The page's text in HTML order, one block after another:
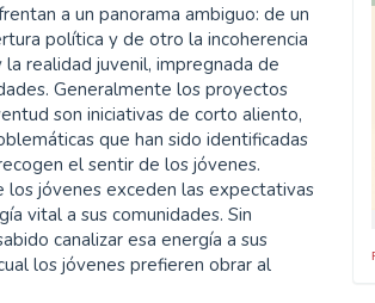
a un panorama ambiguo: de un
política y de otro la incoherencia
realidad juvenil, impregnada de
Generalmente los proyectos
son iniciativas de corto aliento,
que han sido identificadas
el sentir de los jóvenes.
los jóvenes exceden las expectativas
vital a sus comunidades. Sin
canalizar esa energía a sus
los jóvenes prefieren obrar al